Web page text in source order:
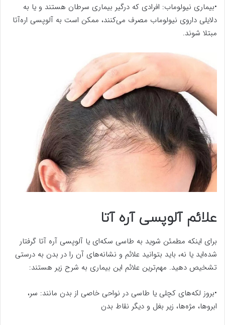
•بیماری نیولوماب: افرادی که درگیر بیماری سرطان هستند و یا به
دلایلی داروی نیولوماب مصرف می‌کنند، ممکن است به آلوپسی اره‌آتا
مبتلا شوند.
علائم آلوپسی آره آتا
برای اینکه مطمئن شوید به طاسی سکه‌ای یا آلوپسی آره آتا گرفتار
شده‌اید یا نه، باید بتوانید علائم و نشانه‌های آن را در بدن به درستی
تشخیص دهید. مهم‌ترین علائم این بیماری به شرح زیر هستند:
•بروز لکه‌های کچلی یا طاسی در نواحی خاصی از بدن مانند: سر،
ابروها، مژه‌ها، زیر بغل و دیگر نقاط بدن